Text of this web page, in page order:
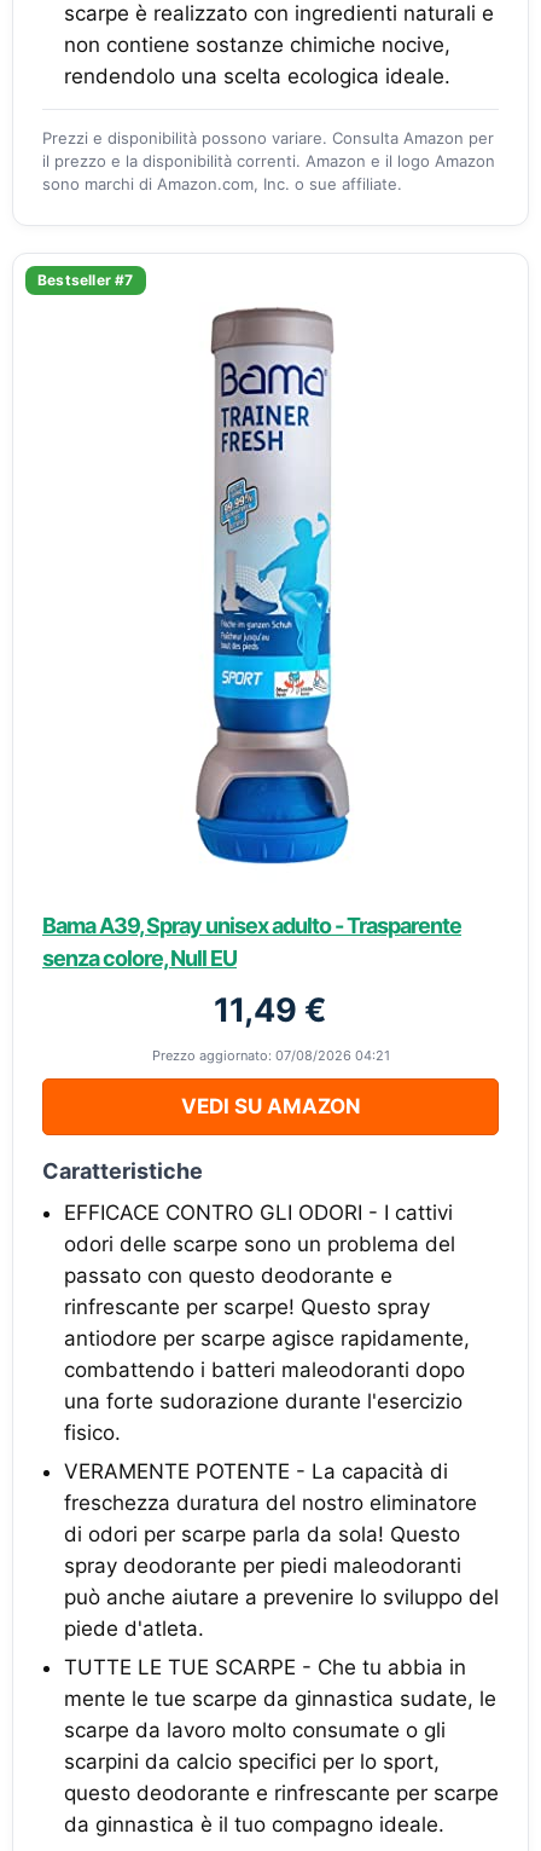
scarpe è realizzato con ingredienti naturali e
non contiene sostanze chimiche nocive,
rendendolo una scelta ecologica ideale.
Prezzi e disponibilità possono variare. Consulta Amazon per
il prezzo e la disponibilità correnti. Amazon e il logo Amazon
sono marchi di Amazon.com, Inc. o sue affiliate.
Bestseller #7
Bama A39, Spray unisex adulto - Trasparente
senza colore, Null EU
11,49 €
Prezzo aggiornato: 07/08/2026 04:21
VEDI SU AMAZON
Caratteristiche
EFFICACE CONTRO GLI ODORI - I cattivi
odori delle scarpe sono un problema del
passato con questo deodorante e
rinfrescante per scarpe! Questo spray
antiodore per scarpe agisce rapidamente,
combattendo i batteri maleodoranti dopo
una forte sudorazione durante l'esercizio
fisico.
VERAMENTE POTENTE - La capacità di
freschezza duratura del nostro eliminatore
di odori per scarpe parla da sola! Questo
spray deodorante per piedi maleodoranti
può anche aiutare a prevenire lo sviluppo del
piede d'atleta.
TUTTE LE TUE SCARPE - Che tu abbia in
mente le tue scarpe da ginnastica sudate, le
scarpe da lavoro molto consumate o gli
scarpini da calcio specifici per lo sport,
questo deodorante e rinfrescante per scarpe
da ginnastica è il tuo compagno ideale.